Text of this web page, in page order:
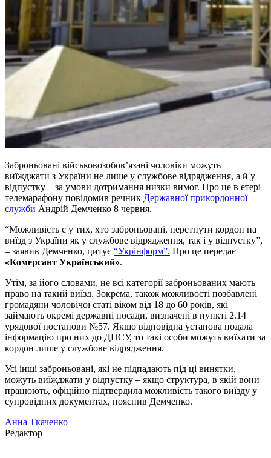
Заброньовані військовозобов’язані чоловіки можуть
виїжджати з України не лише у службове відрядження, а й у
відпустку – за умови дотримання низки вимог. Про це в етері
телемарафону повідомив речник Державної прикордонної
служби Андрій Демченко 8 червня.
“Можливість є у тих, хто заброньовані, перетнути кордон на
виїзд з України як у службове відрядження, так і у відпустку”,
– заявив Демченко, цитує “Укрінформ”. Про це передає
«Комерсант Український».
Утім, за його словами, не всі категорії заброньованих мають
право на такий виїзд. Зокрема, також можливості позбавлені
громадяни чоловічої статі віком від 18 до 60 років, які
займають окремі державні посади, визначені в пункті 2.14
урядової постанови №57. Якщо відповідна установа подала
інформацію про них до ДПСУ, то такі особи можуть виїхати за
кордон лише у службове відрядження.
Усі інші заброньовані, які не підпадають під ці винятки,
можуть виїжджати у відпустку – якщо структура, в якій вони
працюють, офіційно підтвердила можливість такого виїзду у
супровідних документах, пояснив Демченко.
Анна Ткаченко
Редактор